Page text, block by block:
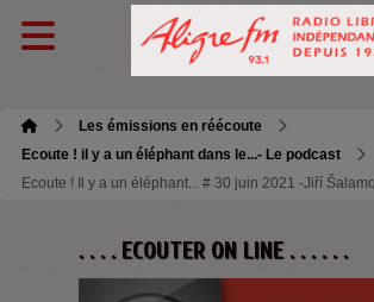
Les émissions en réécoute
Ecoute ! il y a un éléphant dans le...- Le podcast
Ecoute ! Il y a un éléphant... # 30 juin 2021 -Jiří
. . . . ECOUTER ON LINE . . . . . .